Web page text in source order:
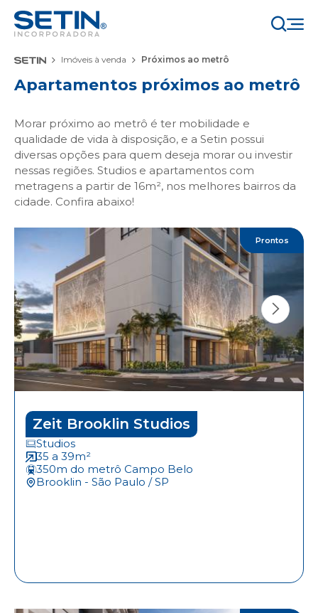
Imóveis à venda Próximos ao metrô
Apartamentos próximos ao metrô
Morar próximo ao metrô é ter mobilidade e
qualidade de vida à disposição, e a Setin possui
diversas opções para quem deseja morar ou investir
nessas regiões. Studios e apartamentos com
metragens a partir de 16m², nos melhores bairros da
cidade. Confira abaixo!
Prontos
Zeit Brooklin Studios
Studios
35 a 39m²
350m do metrô Campo Belo
Brooklin - São Paulo / SP